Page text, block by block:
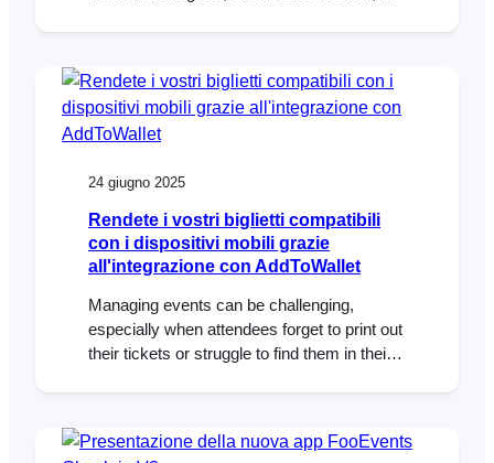
WooCommerce.
24 giugno 2025
Rendete i vostri biglietti compatibili
con i dispositivi mobili grazie
all'integrazione con AddToWallet
Managing events can be challenging,
especially when attendees forget to print out
their tickets or struggle to find them in their
their tickets directly in Apple Wallet or